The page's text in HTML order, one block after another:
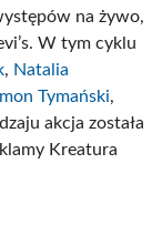
na żywo,
W tym cyklu
, Natalia
Tymański,
akcja została
Kreatura